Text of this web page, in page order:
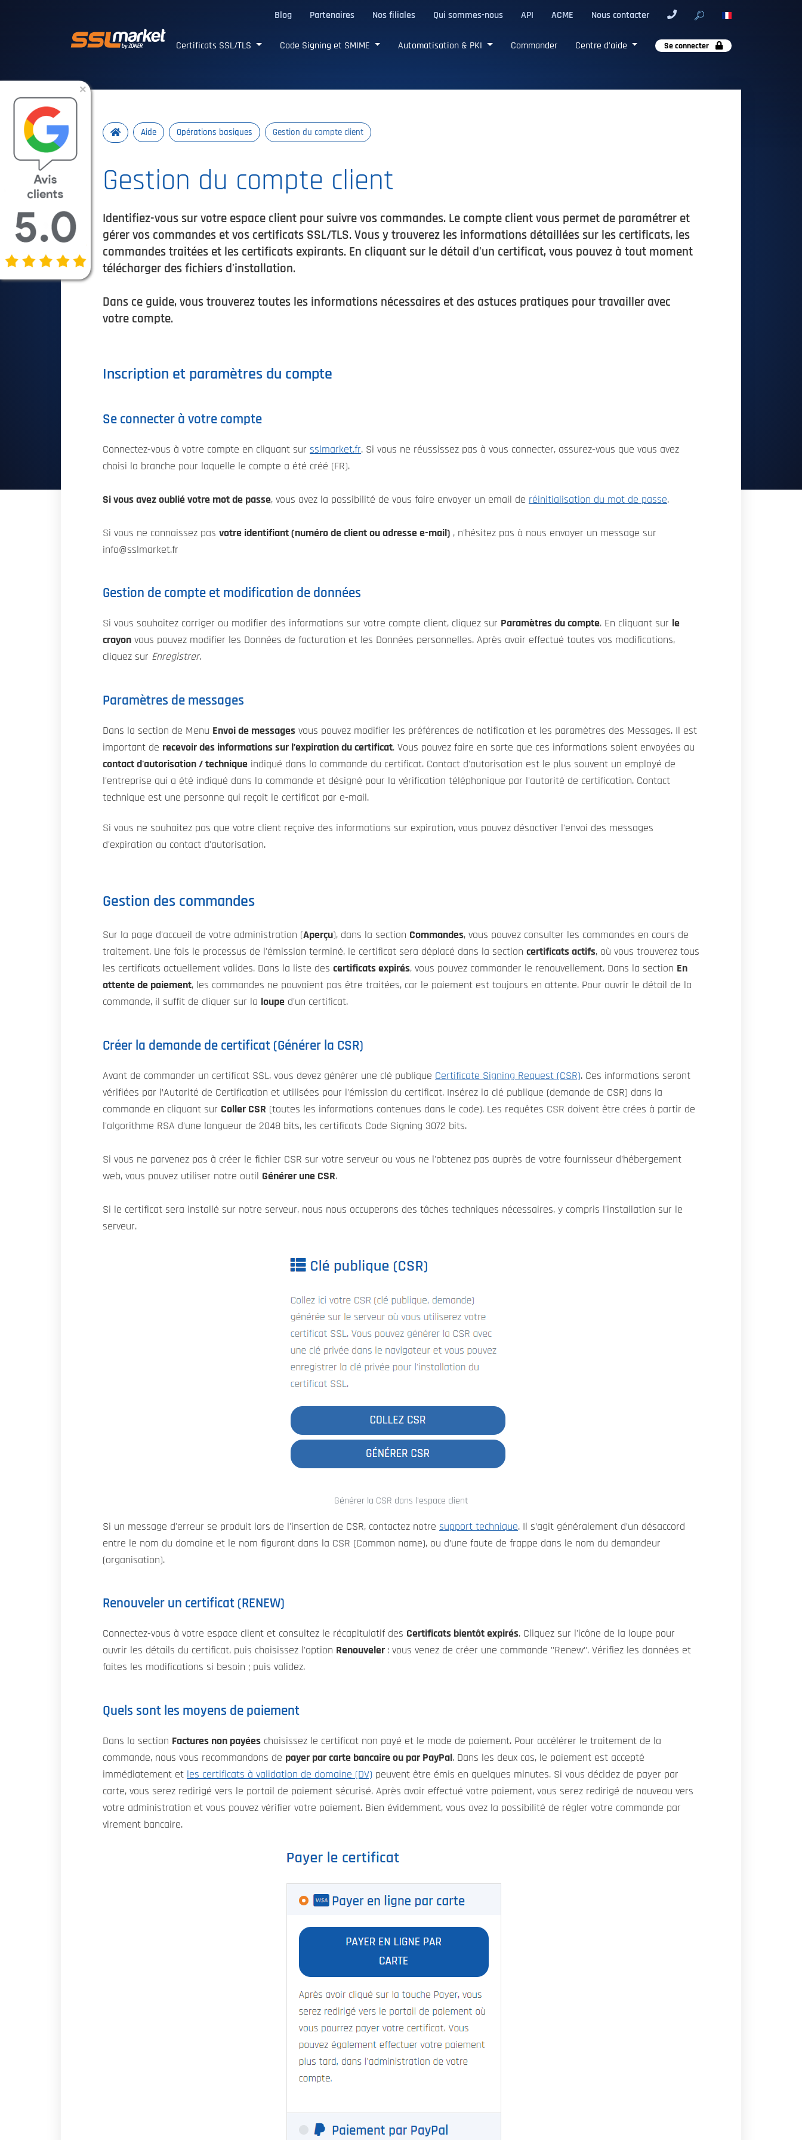
Blog Partenaires Nos filiales Qui sommes-nous API ACME Nous contacter
Certificats SSL/TLS Code Signing et SMIME Automatisation & PKI Commander Centre d'aide Se connecter
Aide Opérations basiques Gestion du compte client
Gestion du compte client
Identifiez-vous sur votre espace client pour suivre vos commandes. Le compte client vous permet de paramétrer et
gérer vos commandes et vos certificats SSL/TLS. Vous y trouverez les informations détaillées sur les certificats, les
commandes traitées et les certificats expirants. En cliquant sur le détail d'un certificat, vous pouvez à tout moment
télécharger des fichiers d'installation.
Dans ce guide, vous trouverez toutes les informations nécessaires et des astuces pratiques pour travailler avec
votre compte.
Inscription et paramètres du compte
Se connecter à votre compte
Connectez-vous à votre compte en cliquant sur sslmarket.fr. Si vous ne réussissez pas à vous connecter, assurez-vous que vous avez
choisi la branche pour laquelle le compte a été créé (FR).
Si vous avez oublié votre mot de passe, vous avez la possibilité de vous faire envoyer un email de réinitialisation du mot de passe.
Si vous ne connaissez pas votre identifiant (numéro de client ou adresse e-mail) , n'hésitez pas à nous envoyer un message sur
info@sslmarket.fr
Gestion de compte et modification de données
Si vous souhaitez corriger ou modifier des informations sur votre compte client, cliquez sur Paramètres du compte. En cliquant sur le
crayon vous pouvez modifier les Données de facturation et les Données personnelles. Après avoir effectué toutes vos modifications,
cliquez sur Enregistrer.
Paramètres de messages
Dans la section de Menu Envoi de messages vous pouvez modifier les préférences de notification et les paramètres des Messages. Il est
important de recevoir des informations sur l’expiration du certificat. Vous pouvez faire en sorte que ces informations soient envoyées au
contact d'autorisation / technique indiqué dans la commande du certificat. Contact d'autorisation est le plus souvent un employé de
l'entreprise qui a été indiqué dans la commande et désigné pour la vérification téléphonique par l'autorité de certification. Contact
technique est une personne qui reçoit le certificat par e-mail.
Si vous ne souhaitez pas que votre client reçoive des informations sur expiration, vous pouvez désactiver l'envoi des messages
d'expiration au contact d'autorisation.
Gestion des commandes
Sur la page d'accueil de votre administration (Aperçu), dans la section Commandes, vous pouvez consulter les commandes en cours de
traitement. Une fois le processus de l'émission terminé, le certificat sera déplacé dans la section certificats actifs, où vous trouverez tous
les certificats actuellement valides. Dans la liste des certificats expirés, vous pouvez commander le renouvellement. Dans la section En
attente de paiement, les commandes ne pouvaient pas être traitées, car le paiement est toujours en attente. Pour ouvrir le détail de la
commande, il suffit de cliquer sur la loupe d'un certificat.
Créer la demande de certificat (Générer la CSR)
Avant de commander un certificat SSL, vous devez générer une clé publique Certificate Signing Request (CSR). Ces informations seront
vérifiées par l’Autorité de Certification et utilisées pour l'émission du certificat. Insérez la clé publique (demande de CSR) dans la
commande en cliquant sur Coller CSR (toutes les informations contenues dans le code). Les requêtes CSR doivent être crées à partir de
l'algorithme RSA d'une longueur de 2048 bits, les certificats Code Signing 3072 bits.
Si vous ne parvenez pas à créer le fichier CSR sur votre serveur ou vous ne l'obtenez pas auprès de votre fournisseur d’hébergement
web, vous pouvez utiliser notre outil Générer une CSR.
Si le certificat sera installé sur notre serveur, nous nous occuperons des tâches techniques nécessaires, y compris l'installation sur le
serveur.
Générer la CSR dans l'espace client
Si un message d'erreur se produit lors de l'insertion de CSR, contactez notre support technique. Il s’agit généralement d’un désaccord
entre le nom du domaine et le nom figurant dans la CSR (Common name), ou d’une faute de frappe dans le nom du demandeur
(organisation).
Renouveler un certificat (RENEW)
Connectez-vous à votre espace client et consultez le récapitulatif des Certificats bientôt expirés. Cliquez sur l'icône de la loupe pour
ouvrir les détails du certificat, puis choisissez l'option Renouveler : vous venez de créer une commande "Renew". Vérifiez les données et
faites les modifications si besoin ; puis validez.
Quels sont les moyens de paiement
Dans la section Factures non payées choisissez le certificat non payé et le mode de paiement. Pour accélérer le traitement de la
commande, nous vous recommandons de payer par carte bancaire ou par PayPal . Dans les deux cas, le paiement est accepté
immédiatement et les certificats à validation de domaine (DV) peuvent être émis en quelques minutes. Si vous décidez de payer par
carte, vous serez redirigé vers le portail de paiement sécurisé. Après avoir effectué votre paiement, vous serez redirigé de nouveau vers
votre administration et vous pouvez vérifier votre paiement. Bien évidemment, vous avez la possibilité de régler votre commande par
virement bancaire.
×